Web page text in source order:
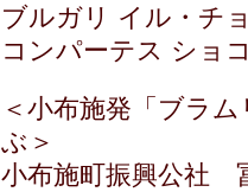
ブルガリ イル・チ
コンパーテス ショ
＜小布施発「ブラ
ぶ＞
小布施町振興公社